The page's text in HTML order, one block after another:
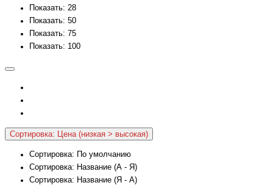
Показать: 28
Показать: 50
Показать: 75
Показать: 100
Сортировка: Цена (низкая > высокая)
Сортировка: По умолчанию
Сортировка: Название (А - Я)
Сортировка: Название (Я - А)